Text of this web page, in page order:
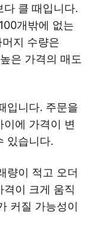
다 클 때입니다.
개밖에 없는
지 수량은
은 가격의 매도
입니다. 주문을
이에 가격이 변
있습니다.
량이 적고 오더
이 크게 움직
커질 가능성이